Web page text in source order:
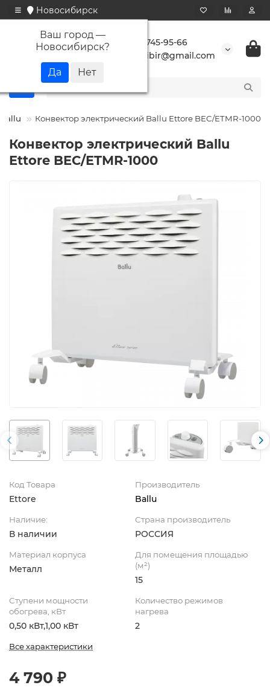
Новосибирск
Ваш город —
Новосибирск?
+7 923 745-95-66
buransibir@gmail.com
Ballu Конвектор электрический Ballu Ettore BEC/ETMR-1000
Конвектор электрический Ballu
Ettore BEC/ETMR-1000
Код Товара
Ettore
Производитель
Ballu
Наличие:
В наличии
Страна производитель
РОССИЯ
Материал корпуса
Металл
Для помещения площадью
(м²)
15
Ступени мощности
обогрева, кВт
0,50 кВт,1,00 кВт
Количество режимов
нагрева
2
Все характеристики
4 790 ₽